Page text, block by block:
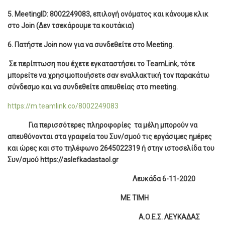
5. MeetingID: 8002249083,επιλογή ονόματος και κάνουμε κλικ
στο Join(Δεν τσεκάρουμε τα κουτάκια)
6. Πατήστε Join now για να συνδεθείτε στο Meeting.
Σε περίπτωση που έχετε εγκαταστήσει το TeamLink, τότε
μπορείτε να χρησιμοποιήσετε σαν εναλλακτική τον παρακάτω
σύνδεσμο και να συνδεθείτε απευθείας στο meeting.
https://m.teamlink.co/8002249083
Για περισσότερες πληροφορίες τα μέλη μπορούν να
απευθύνονται στα γραφεία του Συν/σμού τις εργάσιμες ημέρες
και ώρες και στο τηλέφωνο 2645022319 ή στην ιστοσελίδα του
Συν/σμού https://aslefkadastaol .gr
Λευκάδα 6-11-2020
ΜΕ ΤΙΜΗ
Α.Ο.Ε.Σ. ΛΕΥΚΑΔΑΣ